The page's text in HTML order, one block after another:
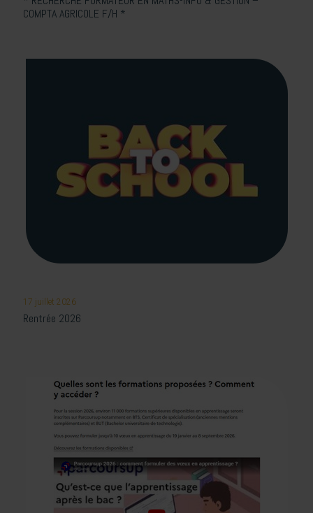
COMPTA AGRICOLE F/H *
17 juillet 2026
Rentrée 2026